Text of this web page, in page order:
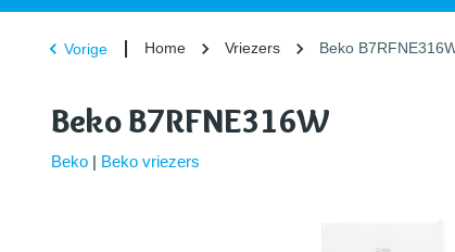
Vorige Home Vriezers Beko
Beko B7RFNE316W
Beko | Beko vriezers